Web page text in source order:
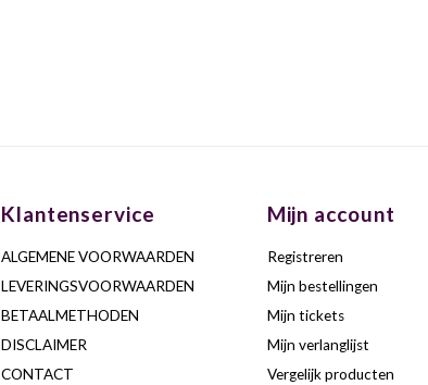
Klantenservice
ALGEMENE VOORWAARDEN
LEVERINGSVOORWAARDEN
BETAALMETHODEN
DISCLAIMER
CONTACT
Mijn account
Registreren
Mijn bestellingen
Mijn tickets
Mijn verlanglijst
Vergelijk producten